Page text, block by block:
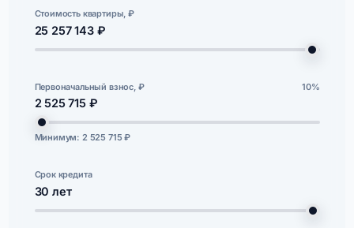
Стоимость квартиры, ₽
25 257 143 ₽
Первоначальный взнос, ₽ 10%
2 525 715 ₽
Минимум: 2 525 715 ₽
Срок кредита
30 лет